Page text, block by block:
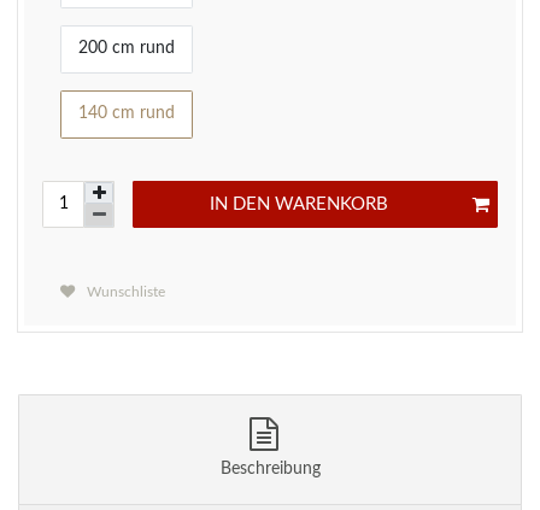
200 cm rund
140 cm rund
IN DEN WARENKORB
Wunschliste
Beschreibung